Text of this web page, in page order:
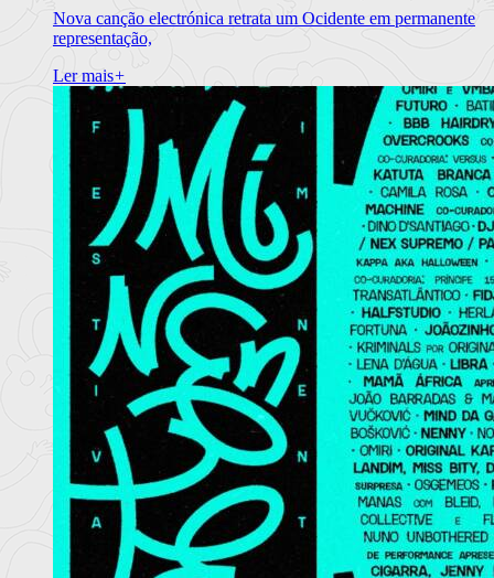
Nova canção electrónica retrata um Ocidente em permanente
representação,
Ler mais+